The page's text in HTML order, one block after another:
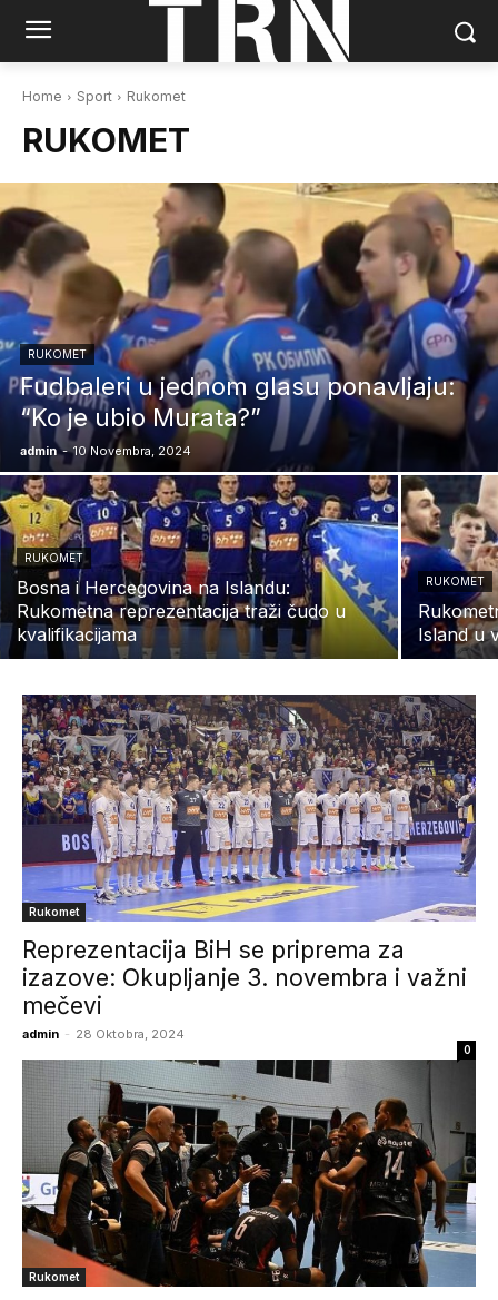
Home Sport Rukomet
RUKOMET
RUKOMET
Fudbaleri u jednom glasu ponavljaju:
“Ko je ubio Murata?”
admin - 10 Novembra, 2024
RUKOMET
Bosna i Hercegovina na Islandu:
Rukometna reprezentacija traži čudo u
kvalifikacijama
RUKOMET
Island u
Rukomet
Reprezentacija BiH se priprema za
izazove: Okupljanje 3. novembra i važni
mečevi
admin - 28 Oktobra, 2024
0
Rukomet